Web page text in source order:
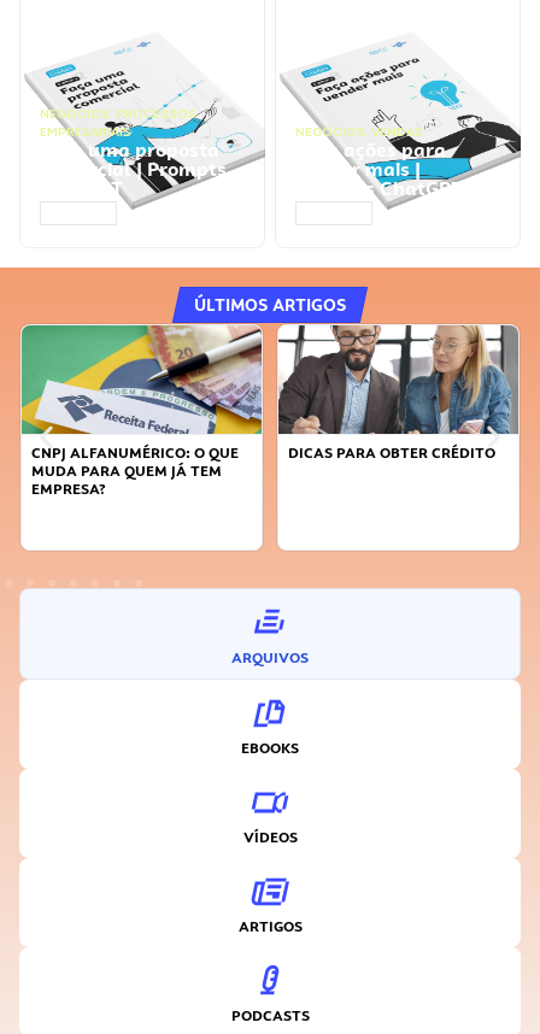
NEGÓCIOS, PROCESSOS
EMPRESARIAIS
Faça uma proposta
comercial | Prompts
ChatGPT
NEGÓCIOS, VENDAS
Faça ações para
vender mais |
Prompts ChatGPT
ÚLTIMOS ARTIGOS
DICAS PARA OBTER CRÉDITO
FAÇA A DIFERENÇA: SEJA
ARQUIVOS
EBOOKS
VÍDEOS
ARTIGOS
PODCASTS